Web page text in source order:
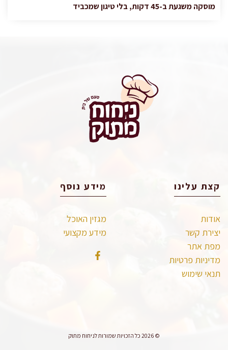
מוסקה משגעת ב-45 דקות, בלי טיגון שמכביד
קצת עלינו
אודות
יצירת קשר
מפת אתר
מדיניות פרטיות
תנאי שימוש
מידע נוסף
מגזין האוכל
מידע מקצועי
© 2026 כל הזכויות שמורות לניחוח מתוק